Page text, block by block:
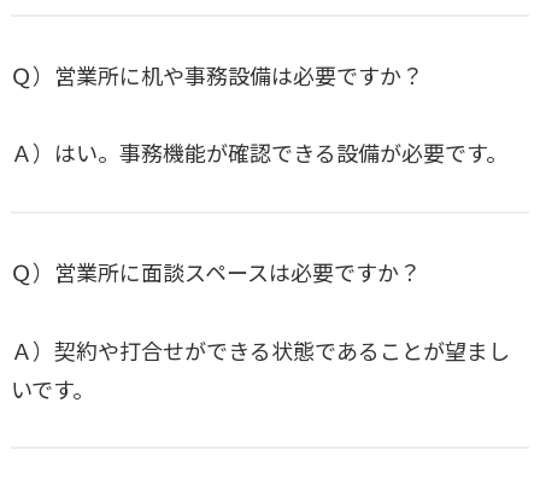
Ｑ）営業所に机や事務設備は必要ですか？
Ａ）はい。事務機能が確認できる設備が必要です。
Ｑ）営業所に面談スペースは必要ですか？
Ａ）契約や打合せができる状態であることが望まし
いです。